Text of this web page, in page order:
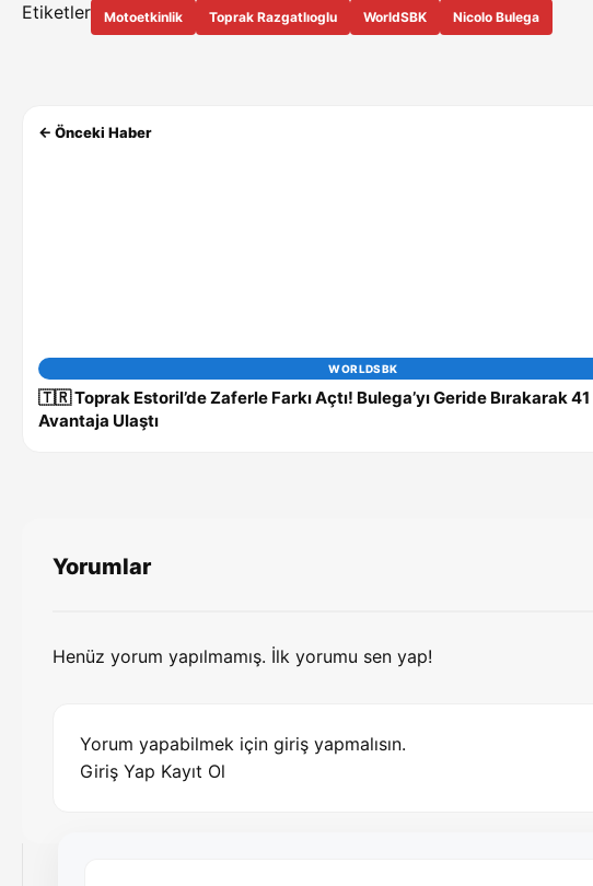
Etiketler Motoetkinlik Toprak Razgatlıoglu WorldSBK Nicolo Bulega
← Önceki Haber
WORLDSBK
🇹🇷 Toprak Estoril’de Zaferle Farkı Açtı! Bulega’yı Geride Bırakarak 41
Avantaja Ulaştı
Yorumlar
Henüz yorum yapılmamış. İlk yorumu sen yap!
Yorum yapabilmek için giriş yapmalısın.
Giriş Yap Kayıt Ol